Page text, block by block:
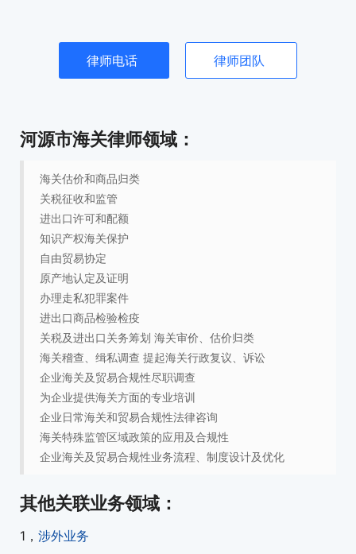
律师电话 律师团队
河源市海关律师领域：
海关估价和商品归类
关税征收和监管
进出口许可和配额
知识产权海关保护
自由贸易协定
原产地认定及证明
办理走私犯罪案件
进出口商品检验检疫
关税及进出口关务筹划 海关审价、估价归类
海关稽查、缉私调查 提起海关行政复议、诉讼
企业海关及贸易合规性尽职调查
为企业提供海关方面的专业培训
企业日常海关和贸易合规性法律咨询
海关特殊监管区域政策的应用及合规性
企业海关及贸易合规性业务流程、制度设计及优化
其他关联业务领域：
1， 涉外业务